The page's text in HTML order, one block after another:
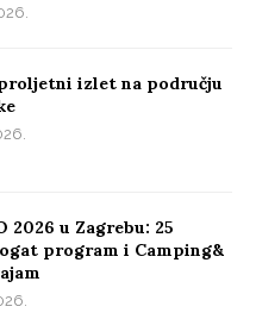
izlet na području
2026 u Zagrebu: 25
program i Camping&